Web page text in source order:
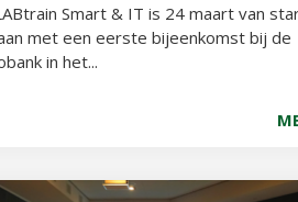
Smart & IT is 24 maart van
met een eerste bijeenkomst bij de
in het...